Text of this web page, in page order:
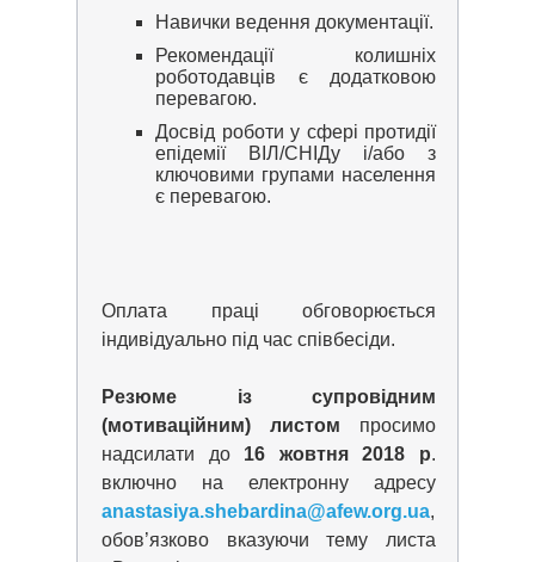
Навички ведення документації.
Рекомендації колишніх
роботодавців є додатковою
перевагою.
Досвід роботи у сфері протидії
епідемії ВІЛ/СНІДу і/або з
ключовими групами населення
є перевагою.
Оплата праці обговорюється
індивідуально під час співбесіди.
Резюме із супровідним
(мотиваційним) листом просимо
надсилати до 16 жовтня 2018 р.
включно на електронну адресу
anastasiya.shebardina@afew.org.ua,
обов’язково вказуючи тему листа